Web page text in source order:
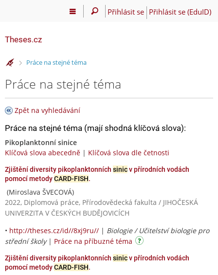
Přihlásit se Přihlásit se (EduID)
Theses.cz
>Práce na stejné téma
Práce na stejné téma
Zpět na vyhledávání
Práce na stejné téma (mají shodná klíčová slova):
Pikoplanktonní sinice
Klíčová slova abecedně | Klíčová slova dle četnosti
Zjištění diversity pikoplanktonních sinicv přírodních vodách
pomocí metodyCARD-FISH.
(Miroslava ŠVECOVÁ)
2022, Diplomová práce, Přírodovědecká fakulta / JIHOČESKÁ
UNIVERZITA V ČESKÝCH BUDĚJOVICÍCH
• http://theses.cz/id//8xj9ru// | Biologie / Učitelství biologie pro
střední školy| Práce na příbuzné téma
Zjištění diversity pikoplanktonních sinicv přírodních vodách
pomocí metodyCARD-FISH.